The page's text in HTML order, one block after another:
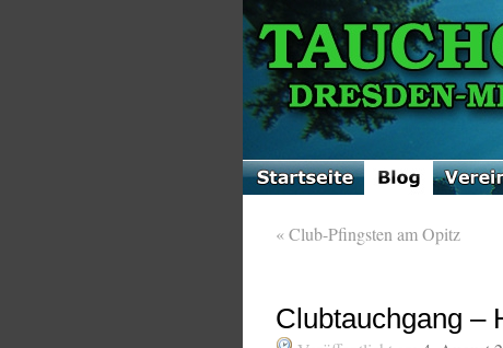
«Club-Pfingsten am Opitz
Clubtauchgang –